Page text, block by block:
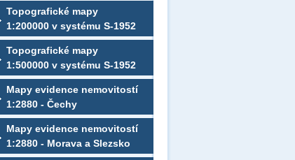
Topografické mapy
1:200000 v systému S-1952
Topografické mapy
1:500000 v systému S-1952
Mapy evidence nemovitostí
1:2880 - Čechy
Mapy evidence nemovitostí
1:2880 - Morava a Slezsko